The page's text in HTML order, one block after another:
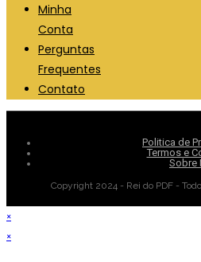
Minha
Conta
Perguntas
Frequentes
Contato
Politica de
Termos e
Sobre
Copyright 2024 - Rei do PDF -
×
×